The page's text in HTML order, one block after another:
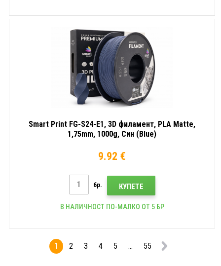
Smart Print FG-S24-E1, 3D филамент, PLA Matte,
1,75mm, 1000g, Син (Blue)
9.92 €
бр. КУПЕТЕ
В НАЛИЧНОСТ ПО-МАЛКО ОТ 5 БР
1 2 3 4 5 ... 55